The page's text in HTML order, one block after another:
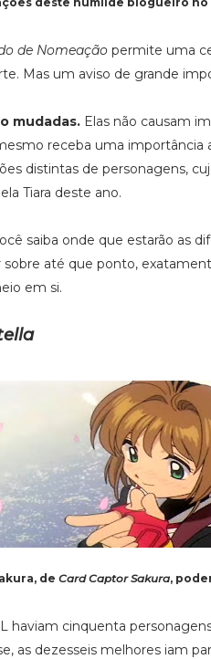
de Nomeação permite uma
Mas um aviso de grande
mudadas. Elas não causam
receba uma importância
distintas de personagens,
Tiara deste ano.
saiba onde que estarão as
até que ponto,
em si.
de Card Captor Sakura,
haviam cinquenta
as dezesseis melhores iam